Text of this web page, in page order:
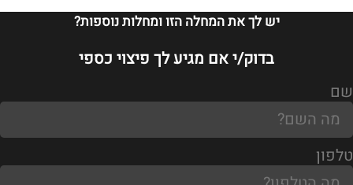
יש לך את המחלה הזו ומחלות נוספות?
בדוק/י אם מגיע לך פיצוי כספי
שם
טלפון